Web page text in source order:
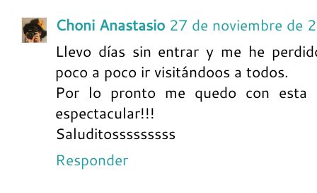
Choni Anastasio 27 de noviembre de
Llevo días sin entrar y me he
poco a poco ir visitándoos a todos.
Por lo pronto me quedo con esta
espectacular!!!
Saluditosssssssss
Responder